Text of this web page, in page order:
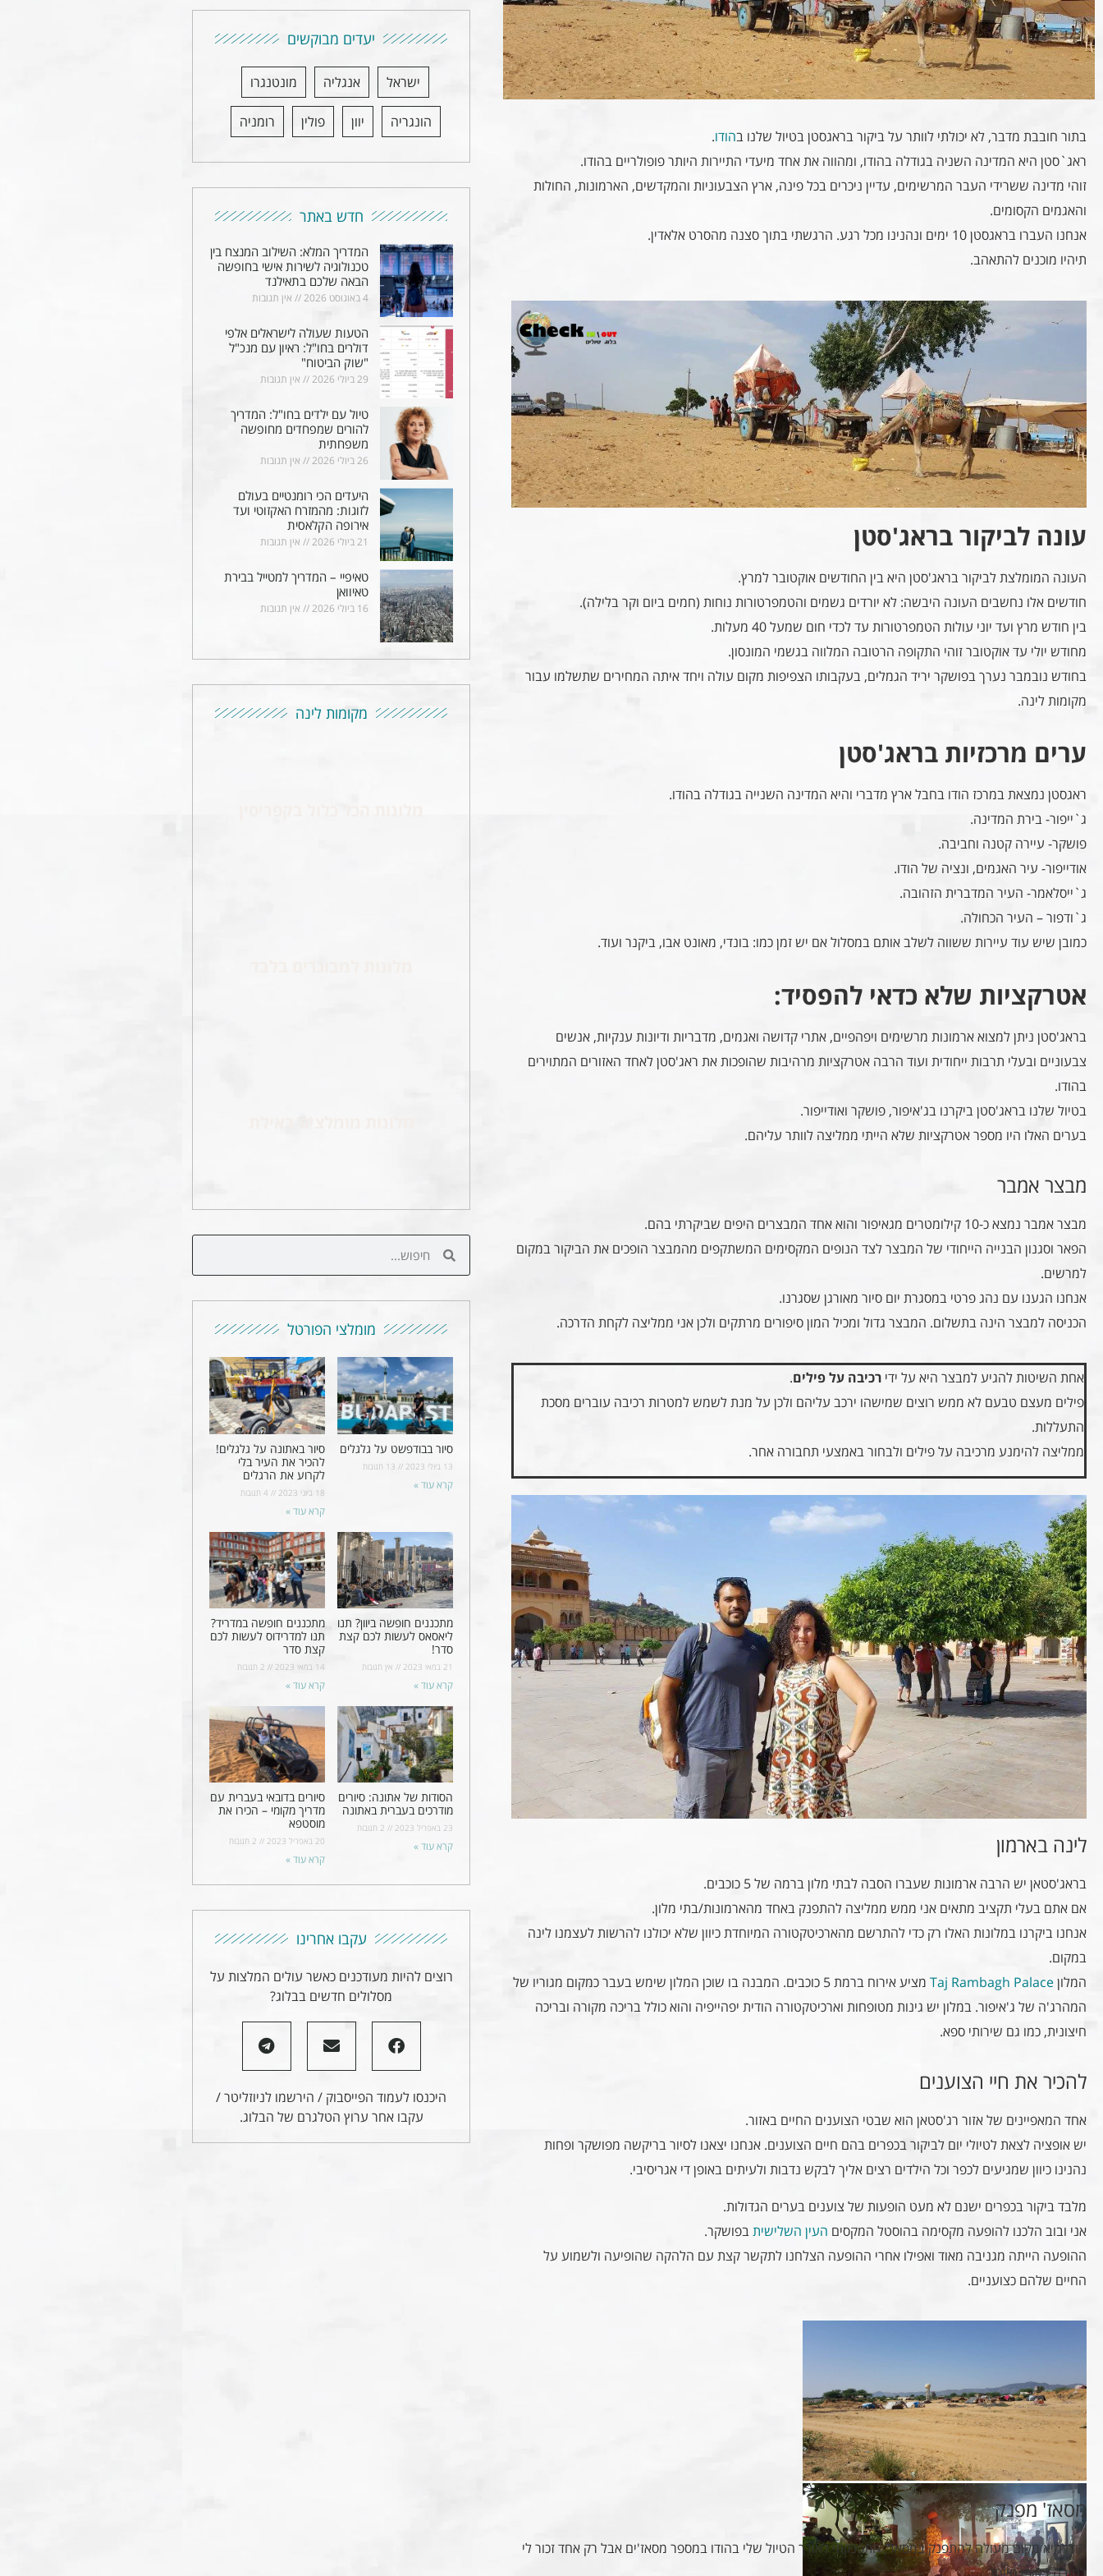
בתור חובבת מדבר, לא יכולתי לוותר על ביקור בראגסטן בטיול שלנו בהודו.
ראג`סטן היא המדינה השניה בגודלה בהודו, ומהווה את אחד מיעדי התיירות היותר פופולריים בהודו.
זוהי מדינה ששרידי העבר המרשימים, עדיין ניכרים בכל פינה, ארץ הצבעוניות והמקדשים, הארמונות, החולות
והאגמים הקסומים.
אנחנו העברו בראגסטן 10 ימים ונהנינו מכל רגע. הרגשתי בתוך סצנה מהסרט אלאדין.
תיהיו מוכנים להתאהב.
עונה לביקור בראג'סטן
העונה המומלצת לביקור בראג'סטן היא בין החודשים אוקטובר למרץ.
חודשים אלו נחשבים העונה היבשה: לא יורדים גשמים והטמפרטורות נוחות (חמים ביום וקר בלילה).
בין חודש מרץ ועד יוני עולות הטמפרטורות עד לכדי חום שמעל 40 מעלות.
מחודש יולי עד אוקטובר זוהי התקופה הרטובה המלווה בגשמי המונסון.
בחודש נובמבר נערך בפושקר יריד הגמלים, בעקבותו הצפיפות מקום עולה ויחד איתה המחירים שתשלמו עבור
מקומות לינה.
ערים מרכזיות בראג'סטן
ראגסטן נמצאת במרכז הודו בחבל ארץ מדברי והיא המדינה השנייה בגודלה בהודו.
ג`ייפור- בירת המדינה.
פושקר- עיירה קטנה וחביבה.
אודייפור- עיר האגמים, ונציה של הודו.
ג`ייסלאמר- העיר המדברית הזהובה.
ג`ודפור – העיר הכחולה.
כמובן שיש עוד עיירות ששווה לשלב אותם במסלול אם יש זמן כמו: בונדי, מאונט אבו, ביקנר ועוד.
אטרקציות שלא כדאי להפסיד:
בראג'סטן ניתן למצוא ארמונות מרשימים ויפהפיים, אתרי קדושה ואגמים, מדבריות ודיונות ענקיות, אנשים
צבעוניים ובעלי תרבות ייחודית ועוד הרבה אטרקציות מרהיבות שהופכות את ראג'סטן לאחד האזורים המתוירים
בהודו.
בטיול שלנו בראג'סטן ביקרנו בג'איפור, פושקר ואודייפור.
בערים האלו היו מספר אטרקציות שלא הייתי ממליצה לוותר עליהם.
מבצר אמבר
מבצר אמבר נמצא כ-10 קילומטרים מגאיפור והוא אחד המבצרים היפים שביקרתי בהם.
הפאר וסגנון הבנייה הייחודי של המבצר לצד הנופים המקסימים המשתקפים מהמבצר הופכים את הביקור במקום
למרשים.
אנחנו הגענו עם נהג פרטי במסגרת יום סיור מאורגן שסגרנו.
הכניסה למבצר הינה בתשלום. המבצר גדול ומכיל המון סיפורים מרתקים ולכן אני ממליצה לקחת הדרכה.
אחת השיטות להגיע למבצר היא על ידי רכיבה על פילים.
פילים מעצם טבעם לא ממש רוצים שמישהו ירכב עליהם ולכן על מנת לשמש למטרות רכיבה עוברים מסכת
התעללות.
ממליצה להימנע מרכיבה על פילים ולבחור באמצעי תחבורה אחר.
לינה בארמון
בראג'סטאן יש הרבה ארמונות שעברו הסבה לבתי מלון ברמה של 5 כוכבים.
אם אתם בעלי תקציב מתאים אני ממש ממליצה להתפנק באחד מהארמונות/בתי מלון.
אנחנו ביקרנו במלונות האלו רק כדי להתרשם מהארכיטקטורה המיוחדת כיוון שלא יכולנו להרשות לעצמנו לינה
במקום.
המלוןTaj Rambagh Palace
מציע אירוח ברמת 5 כוכבים. המבנה בו שוכן המלון שימש בעבר כמקום מגוריו של
המהרג'ה של ג'איפור. במלון יש גינות מטופחות וארכיטקטורה הודית יפהייפיה והוא כולל בריכה מקורה ובריכה
חיצונית, כמו גם שירותי ספא.
להכיר את חיי הצוענים
אחד המאפיינים של אזור רג'סטאן הוא שבטי הצוענים החיים באזור.
יש אופציה לצאת לטיולי יום לביקור בכפרים בהם חיים הצוענים. אנחנו יצאנו לסיור בריקשה מפושקר ופחות
נהנינו כיוון שמגיעים לכפר וכל הילדים רצים אליך לבקש נדבות ולעיתים באופן די אגריסיבי.
מלבד ביקור בכפרים ישנם לא מעט הופעות של צוענים בערים הגדולות.
אני ובוב הלכנו להופעה מקסימה בהוסטל המקסים העין השלישיתבפושקר.
ההופעה הייתה מגניבה מאוד ואפילו אחרי ההופעה הצלחנו לתקשר קצת עם הלהקה שהופיעה ולשמוע על
החיים שלהם כצועניים.
מסאז' מפנק
הודו היא מקום מעולה להתפנק במסאז', התפנקתי לאורך הטיול שלי בהודו במספר מסאז'ים אבל רק אחד זכור לי
יעדים מבוקשים
ישראל אנגליה מונטנגרו
הונגריה יוון פולין רומניה
חדש באתר
המדריך המלא: השילוב המנצח בין
טכנולוגיה לשירות אישי בחופשה
הבאה שלכם בתאילנד
4 באוגוסט 2026 אין תגובות
הטעות שעולה לישראלים אלפי
דולרים בחו"ל: ראיון עם מנכ"ל
"שוק הביטוח"
29 ביולי 2026 אין תגובות
טיול עם ילדים בחו"ל: המדריך
להורים שמפחדים מחופשה
משפחתית
26 ביולי 2026 אין תגובות
היעדים הכי רומנטיים בעולם
לזוגות: מהמזרח האקזוטי ועד
אירופה הקלאסית
21 ביולי 2026 אין תגובות
טאיפיי – המדריך למטייל בבירת
טאיוואן
16 ביולי 2026 אין תגובות
מקומות לינה
מומלצי הפורטל
סיור בבודפשט על גלגלים
13 ביולי 2023
קרא עוד »
סיור באתונה על גלגלים!
להכיר את העיר בלי
לקרוע את הרגלים
18 ביוני 2023
קרא עוד »
מתכננים חופשה ביוון? תנו
ליאסאס לעשות לכם קצת
סדר!
21 במאי 2023 אין תגובות
קרא עוד »
מתכננים חופשה במדריד?
תנו למדרידוס לעשות לכם
קצת סדר
14 במאי 2023
קרא עוד »
הסודות של אתונה: סיורים
מודרכים בעברית באתונה
23 באפריל 2023
קרא עוד »
סיורים בדובאי בעברית עם
מדריך מקומי – הכירו את
מוסטפא
20 באפריל 2023
קרא עוד »
עקבו אחרינו
רוצים להיות מעודכנים כאשר עולים המלצות על
מסלולים חדשים בבלוג?
היכנסו לעמוד הפייסבוק / הירשמו לניוזליטר /
עקבו אחר ערוץ הטלגרם של הבלוג.